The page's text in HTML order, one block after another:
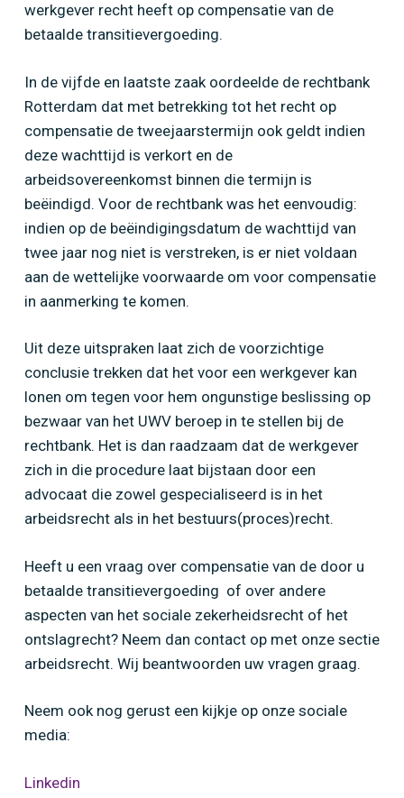
werkgever recht heeft op compensatie van de
betaalde transitievergoeding.
In de vijfde en laatste zaak oordeelde de rechtbank
Rotterdam dat met betrekking tot het recht op
compensatie de tweejaarstermijn ook geldt indien
deze wachttijd is verkort en de
arbeidsovereenkomst binnen die termijn is
beëindigd. Voor de rechtbank was het eenvoudig:
indien op de beëindigingsdatum de wachttijd van
twee jaar nog niet is verstreken, is er niet voldaan
aan de wettelijke voorwaarde om voor compensatie
in aanmerking te komen.
Uit deze uitspraken laat zich de voorzichtige
conclusie trekken dat het voor een werkgever kan
lonen om tegen voor hem ongunstige beslissing op
bezwaar van het UWV beroep in te stellen bij de
rechtbank. Het is dan raadzaam dat de werkgever
zich in die procedure laat bijstaan door een
advocaat die zowel gespecialiseerd is in het
arbeidsrecht als in het bestuurs(proces)recht.
Heeft u een vraag over compensatie van de door u
betaalde transitievergoeding of over andere
aspecten van het sociale zekerheidsrecht of het
ontslagrecht? Neem dan contact op met onze sectie
arbeidsrecht. Wij beantwoorden uw vragen graag.
Neem ook nog gerust een kijkje op onze sociale
media:
Linkedin